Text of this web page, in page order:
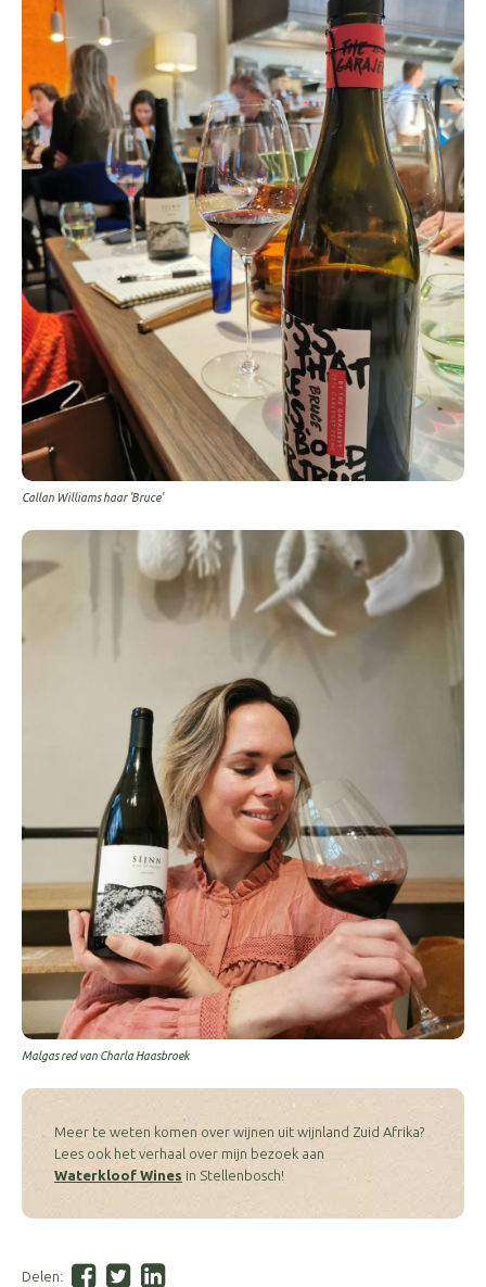
Callan Williams haar 'Bruce'
Malgas red van Charla Haasbroek
Meer te weten komen over wijnen uit wijnland Zuid Afrika?
Lees ook het verhaal over mijn bezoek aan
Waterkloof Wines in Stellenbosch!
Delen: